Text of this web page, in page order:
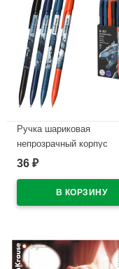
Ручка шариковая
непрозрачный корпус
(ErichKrause) Техно Дино
арт.65178 (Ст.50)
36 ₽